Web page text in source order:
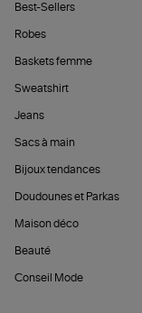
Best-Sellers
Robes
Baskets femme
Sweatshirt
Jeans
Sacs à main
Bijoux tendances
Doudounes et Parkas
Maison déco
Beauté
Conseil Mode